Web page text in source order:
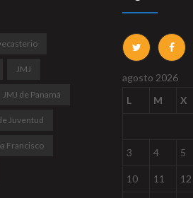
JMJ
JMJ de Panamá
Juventud
Francisco
agosto 2026
L
M X
3 4 5
10 11 12